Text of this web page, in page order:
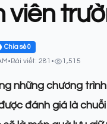
viên
Chia sẻ0
•Bài viết: 281 • 1,515
những chương
đánh giá là